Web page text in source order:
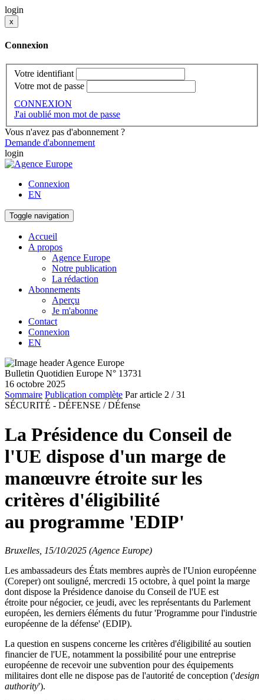
login
x
Connexion
Votre identifiant
Votre mot de passe
CONNEXION
J'ai oublié mon mot de passe
Vous n'avez pas d'abonnement ?
Demande d'abonnement
login
Connexion
EN
Toggle navigation
Accueil
A propos
Agence Europe
Notre publication
La rédaction
Abonnements
Aperçu
Je m'abonne
Contact
Connexion
EN
Bulletin Quotidien Europe N° 13731
16 octobre 2025
Sommaire Publication complète Par article 2 / 31
SÉCURITÉ - DÉFENSE / DÉfense
La Présidence du Conseil de
l'UE dispose d'un marge de
manœuvre étroite sur les
critères d'éligibilité
au programme 'EDIP'
Bruxelles, 15/10/2025 (Agence Europe)
Les ambassadeurs des États membres auprès de l'Union européenne
(Coreper) ont souligné, mercredi 15 octobre, à quel point la marge
dont dispose la Présidence danoise du Conseil de l'UE est
étroite pour négocier, ce jeudi, avec les représentants du Parlement
européen, les derniers éléments du futur 'Programme pour l'industrie
européenne de la défense' (EDIP).
La question en suspens concerne les critères d'éligibilité au soutien
financier de l'UE, notamment la possibilité pour une entreprise
européenne de recevoir une subvention pour des équipements
militaires dont elle ne dispose pas de l'autorité de conception ('design
authority').